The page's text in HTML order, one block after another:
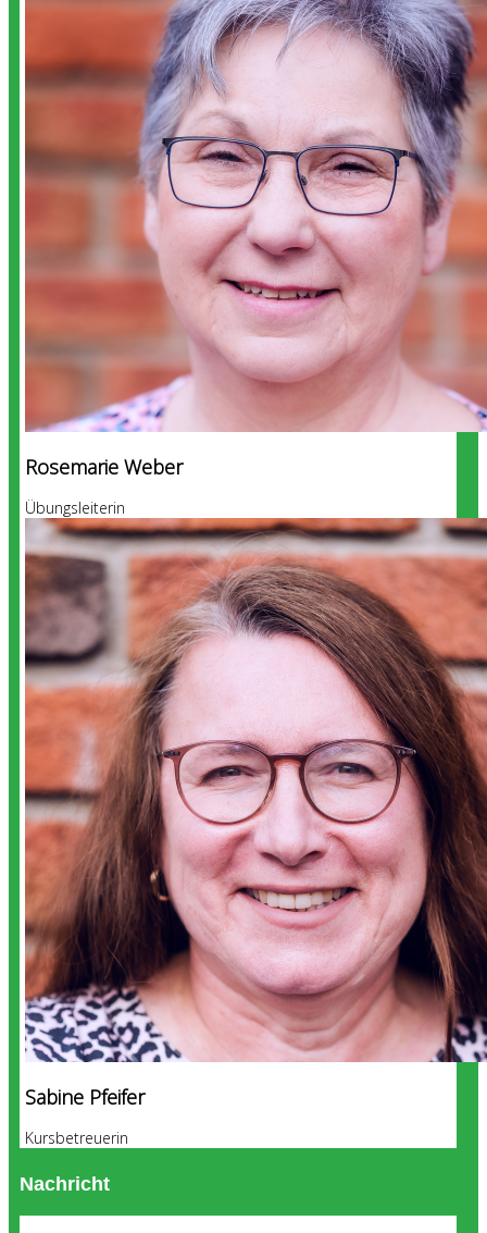
Rosemarie Weber
Übungsleiterin
Sabine Pfeifer
Kursbetreuerin
Nachricht